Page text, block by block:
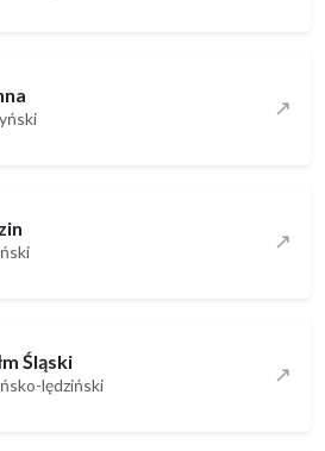
↗
↗
Śląski
lędziński ↗